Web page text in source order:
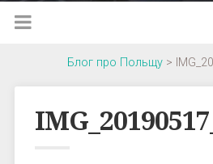
Блог про Польщу>